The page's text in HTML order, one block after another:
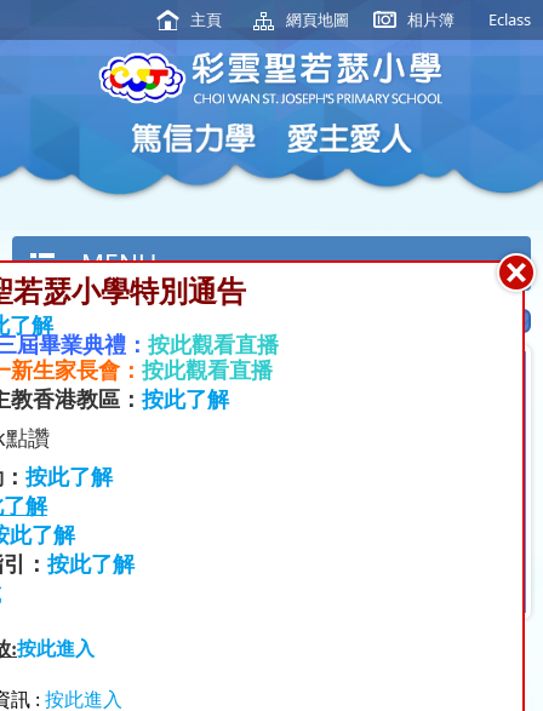
主頁 網頁地圖 相片簿 Eclass
若瑟小學特別通告
了解
屆畢業典禮： 按此觀看直播
新生家長會： 按此觀看直播
香港教區： 按此了解
點讚
按此了解
解
此了解
： 按此了解
:按此進入
訊 : 按此進入
MENU